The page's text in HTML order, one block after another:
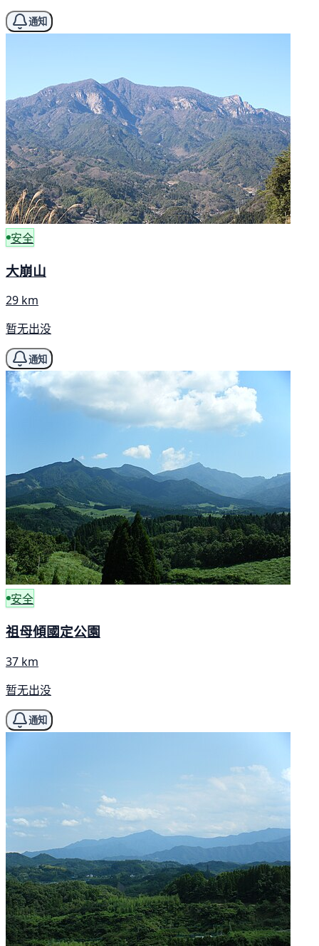
通知
安全
大崩山
29 km
暂无出没
通知
安全
祖母傾國定公園
37 km
暂无出没
通知